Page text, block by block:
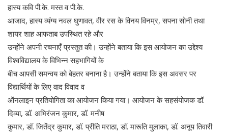
हास्य कवि पी.के. मस्त व पी.के.
आजाद, हास्य व्यंग्य नवल घुणावत, वीर रस के विनय विनम्र, सपना सोनी तथा
शायर शाह आफताब उपस्थित रहे और
उन्होंने अपनी रचनाएँ प्रस्तुत की। उन्होंने बताया कि इस आयोजन का उद्देश्य
विश्वविद्यालय के विभिन्न सहभागियों के
बीच आपसी समन्वय को बेहतर बनाना है। उन्होंने बताया कि इस अवसर पर
विद्यार्थियों के लिए वाद विवाद व
ऑनलाइन प्रतियोगिता का आयोजन किया गया। आयोजन के सहसंयोजक डॉ.
दिव्या, डॉ. अभिरंजन कुमार, डॉ. मनीष
कुमार, डॉ. जितेंद्र कुमार, डॉ. प्रीति मराठा, डॉ. मारूति मुलाका, डॉ. अनूप तिवारी